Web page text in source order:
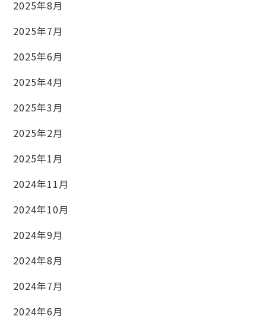
2025年8月
2025年7月
2025年6月
2025年4月
2025年3月
2025年2月
2025年1月
2024年11月
2024年10月
2024年9月
2024年8月
2024年7月
2024年6月